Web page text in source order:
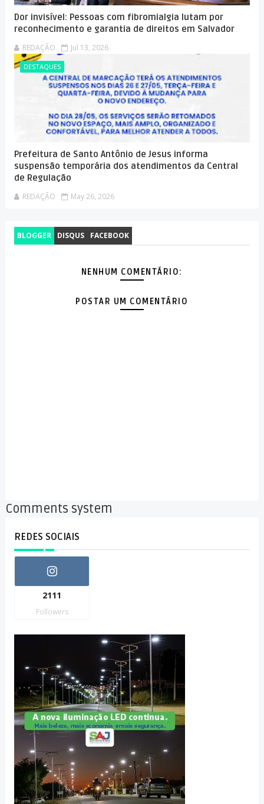
Dor invisível: Pessoas com fibromialgia lutam por
reconhecimento e garantia de direitos em Salvador
REDAÇÃO Jul 13, 2026
DESTAQUES
Prefeitura de Santo Antônio de Jesus informa
suspensão temporária dos atendimentos da Central
de Regulação
REDAÇÃO May 26, 2026
BLOGGER DISQUS FACEBOOK
NENHUM COMENTÁRIO:
POSTAR UM COMENTÁRIO
Comments system
REDES SOCIAIS
2111
Followers